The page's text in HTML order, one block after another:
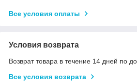
Все условия оплаты
Условия возврата
Возврат товара в течение 14 дней по
Все условия возврата